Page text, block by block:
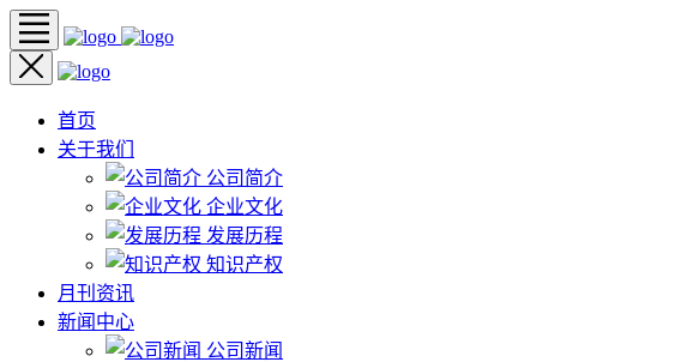
首页
关于我们
公司简介
企业文化
发展历程
知识产权
月刊资讯
新闻中心
公司新闻